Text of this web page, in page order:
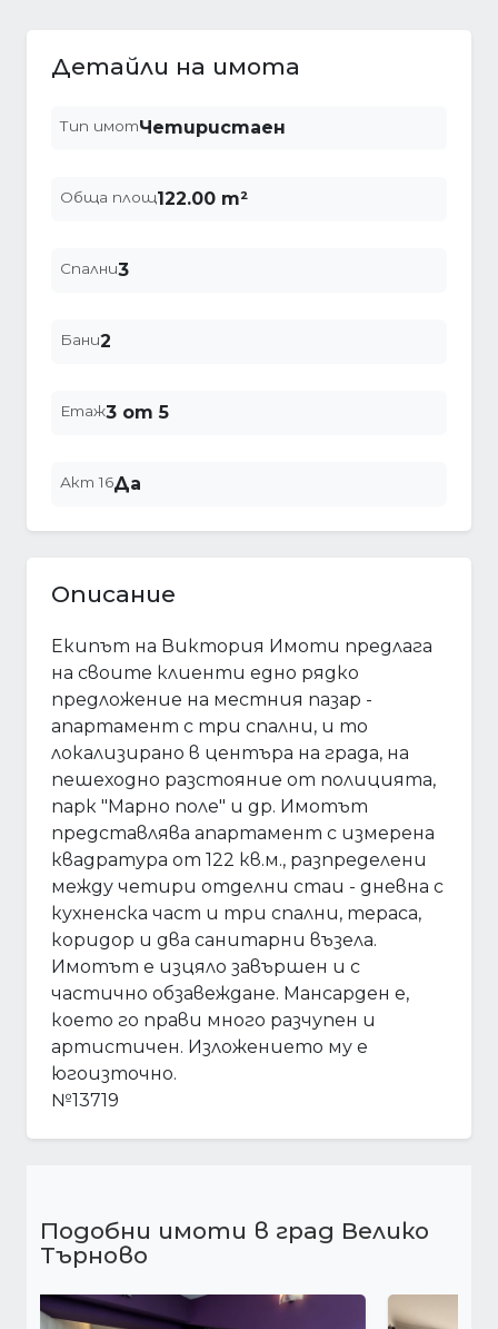
Детайли на имота
Тип имотЧетиристаен
Обща площ122.00 m²
Спални3
Бани2
Етаж3 от 5
Акт 16Да
Описание
Екипът на Виктория Имоти предлага
на своите клиенти едно рядко
предложение на местния пазар -
апартамент с три спални, и то
локализирано в центъра на града, на
пешеходно разстояние от полицията,
парк "Марно поле" и др. Имотът
представлява апартамент с измерена
квадратура от 122 кв.м., разпределени
между четири отделни стаи - дневна с
кухненска част и три спални, тераса,
коридор и два санитарни възела.
Имотът е изцяло завършен и с
частично обзавеждане. Мансарден е,
което го прави много разчупен и
артистичен. Изложението му е
югоизточно.
№13719
Подобни имоти в град Велико
Търново